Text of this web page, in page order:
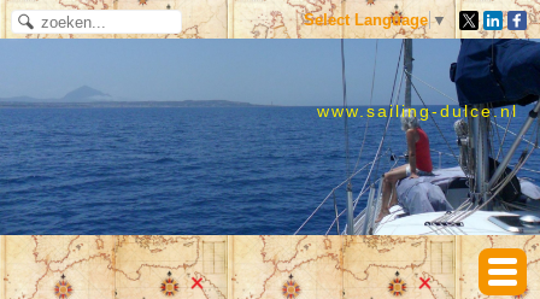
Select Language ▼
www.sailing-dulce.nl